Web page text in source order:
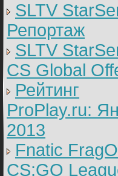
SLTV
Репортаж
SLTV
CS Global
Рейтинг
ProPlay.ru:
2013
Fnatic
CS:GO